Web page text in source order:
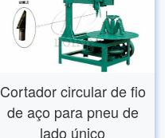
Cortador circular de fio
de aço para pneu de
lado único